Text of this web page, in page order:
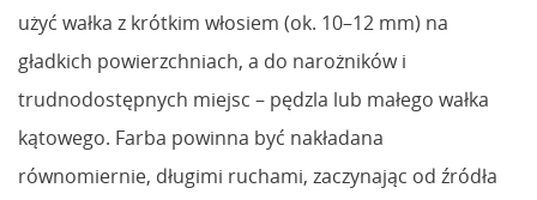
użyć wałka z krótkim włosiem (ok. 10–12 mm) na
gładkich powierzchniach, a do narożników i
trudnodostępnych miejsc – pędzla lub małego wałka
kątowego. Farba powinna być nakładana
równomiernie, długimi ruchami, zaczynając od źródła